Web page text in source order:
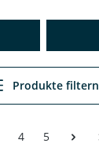
Produkte filtern
4 5